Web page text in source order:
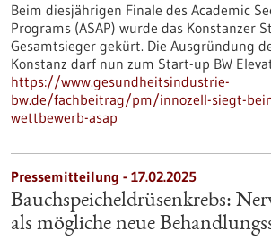
Beim diesjährigen Finale des Academic
Programs (ASAP) wurde das Konstanzer
Gesamtsieger gekürt. Die Ausgründung
Konstanz darf nun zum Start-up BW
https://www.gesundheitsindustrie-
bw.de/fachbeitrag/pm/innozell-siegt-
wettbewerb-asap
Pressemitteilung - 17.02.2025
Bauchspeicheldrüsenkrebs:
als mögliche neue